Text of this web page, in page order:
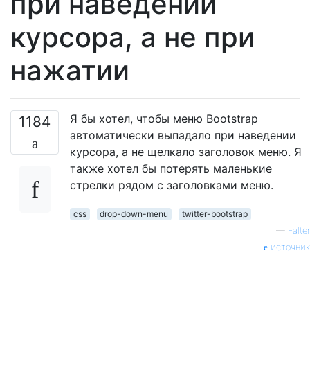
курсора, а не при
нажатии
1184
Я бы хотел, чтобы меню Bootstrap
автоматически выпадало при наведении
курсора, а не щелкало заголовок меню. Я
также хотел бы потерять маленькие
стрелки рядом с заголовками меню.
css drop-down-menu
twitter-bootstrap
— Falter
источник